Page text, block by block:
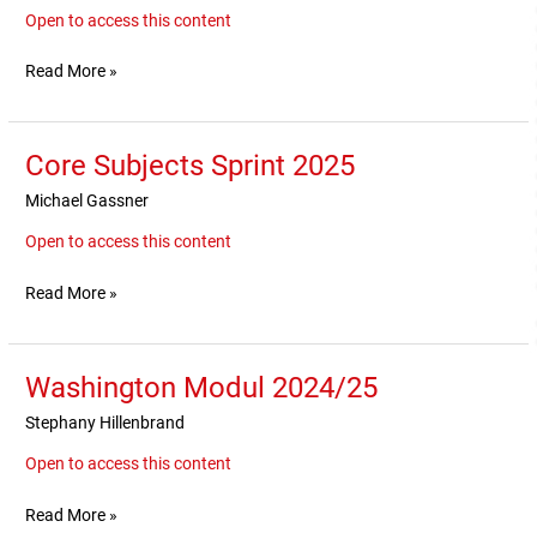
Open to access this content
2025
Read More »
Core Subjects Sprint 2025
Michael Gassner
Open to access this content
Core
Sprint
2025
Read More »
Washington Modul 2024/25
Stephany Hillenbrand
Open to access this content
Washington
2024/25
Read More »